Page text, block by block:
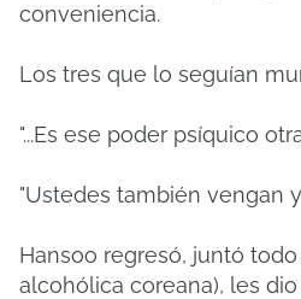
conveniencia.
Los tres que lo seguían
"...Es ese poder psíquico
"Ustedes también vengan
Hansoo regresó, juntó
alcohólica coreana), les